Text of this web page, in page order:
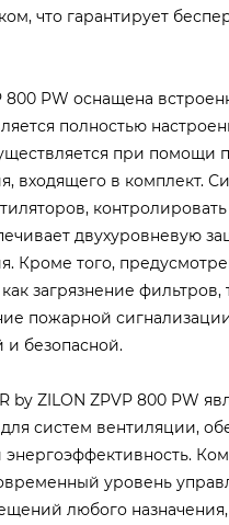
что гарантирует
800 PW оснащена
полностью
при помощи
входящего в комплект.
двухуровневую
Кроме того,
загрязнение
пожарной
и безопасной.
by ZILON ZPVP 800 PW
систем вентиляции,
энергоэффективность.
уровень
любого